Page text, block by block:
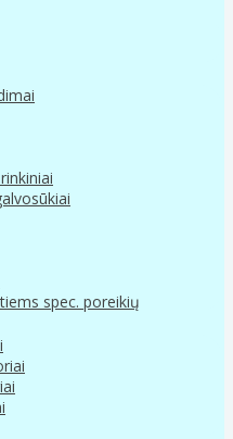
spec. poreikių